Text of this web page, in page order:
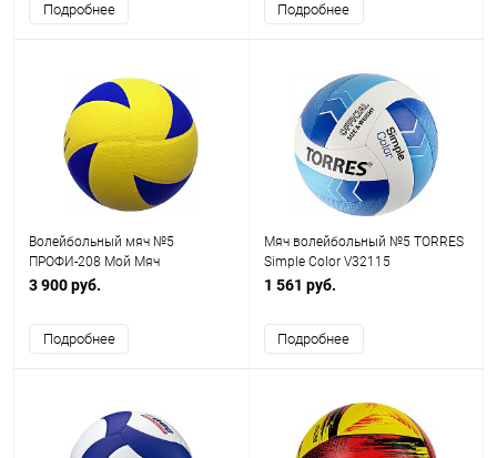
Подробнее Подробнее
Волейбольный мяч №5
ПРОФИ-208 Мой Мяч
3 900 руб.
Подробнее
Мяч волейбольный №5 TORRES
Simple Color V32115
1 561 руб.
Подробнее